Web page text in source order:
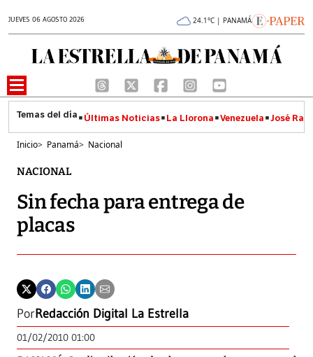
JUEVES 06 AGOSTO 2026 24.1°C | PANAMÁ
Últimas Noticias La Llorona Venezuela José
Inicio> Panamá> Nacional
NACIONAL
Sin fecha para entrega de
placas
PorRedacción Digital La Estrella
01/02/2010 01:00